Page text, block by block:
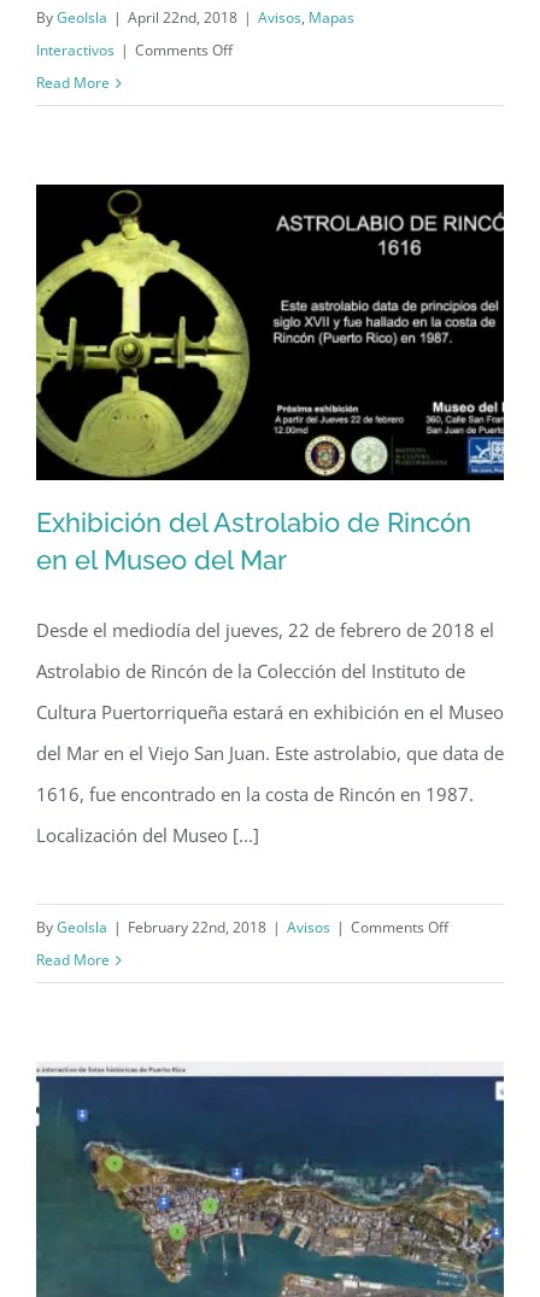
ByGeoIsla | April 22nd, 2018 | Avisos, Mapas
Interactivos | Comments Offon
interactivo
de
Puerto
Rico
Read More
Exhibición del Astrolabio de Rincón en
el Museo del Mar
Exhibición del Astrolabio de Rincón
en el Museo del Mar
Desde el mediodía del jueves, 22 de febrero de 2018 el
Astrolabio de Rincón de la Colección del Instituto de
Cultura Puertorriqueña estará en exhibición en el Museo
del Mar en el Viejo San Juan. Este astrolabio, que data de
1616, fue encontrado en la costa de Rincón en 1987.
Localización del Museo [...]
ByGeoIsla | February 22nd, 2018 | Avisos | Comments Offon
Museo
del
Mar
Read More